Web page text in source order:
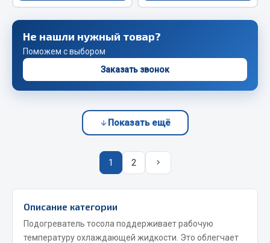
Подвеска
Тормозная система
Электрооборудование
Показать ещё
Не нашли нужный товар?
Поможем с выбором
Заказать звонок
Показать ещё
1 2
Описание категории
Подогреватель тосола поддерживает рабочую
температуру охлаждающей жидкости. Это облегчает